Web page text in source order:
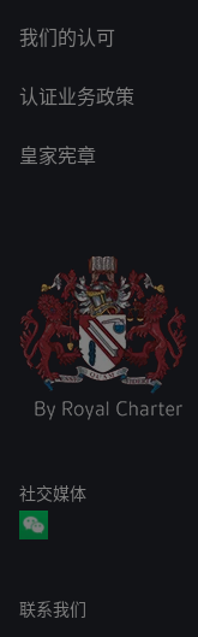
我们的认可
认证业务政策
皇家宪章
社交媒体
联系我们